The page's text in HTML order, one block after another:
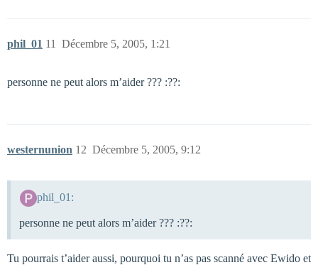
phil_01 Décembre 5, 2005, 1:21
11
personne ne peut alors m’aider ??? :??:
westernunion Décembre 5, 2005, 9:12
12
phil_01:
personne ne peut alors m’aider ??? :??:
Tu pourrais t’aider aussi, pourquoi tu n’as pas scanné avec Ewido et